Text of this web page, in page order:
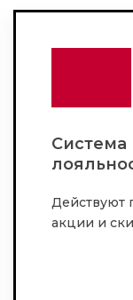
Система
Действуют
акции и